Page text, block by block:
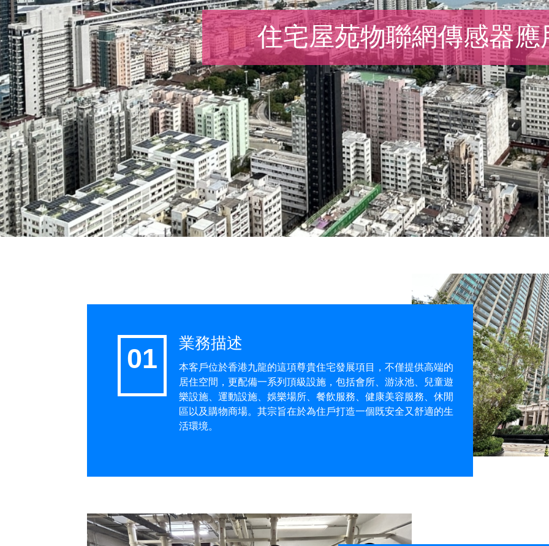
住宅屋苑物聯網傳感器應
業務描述
本客戶位於香港九龍的這項尊貴住宅發展項目，不僅提供高端的
居住空間，更配備一系列頂級設施，包括會所、游泳池、兒童遊
樂設施、運動設施、娛樂場所、餐飲服務、健康美容服務、休閒
區以及購物商場。其宗旨在於為住戶打造一個既安全又舒適的生
活環境。